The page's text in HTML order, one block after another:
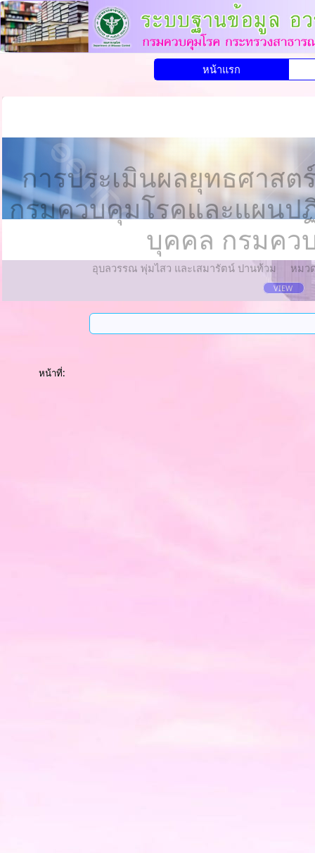
หน้าแรก
การประเมินผลยุทธศาส
กรมควบคุมโรคและแผนป
บุคคล กรมคว
อุบลวรรณ พุ่มไสว และเสมารัตน์ ปานท้วม หมว
VIEW
หน้าที่: